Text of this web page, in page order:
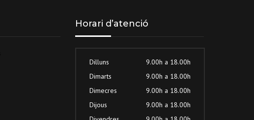
Horari d’atenció
Dilluns
9.00h a 18.00h
Dimarts
9.00h a 18.00h
Dimecres
9.00h a 18.00h
Dijous
9.00h a 18.00h